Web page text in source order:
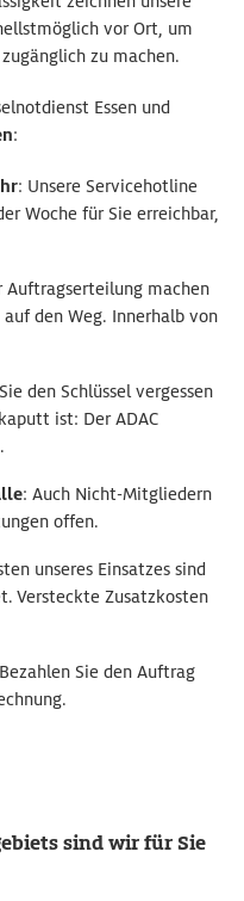
vor Ort, um
zu machen.
Essen und
:
: Unsere Servicehotline
Woche für Sie erreichbar,
Auftragserteilung machen
den Weg. Innerhalb von
den Schlüssel vergessen
ist: Der ADAC
: Auch Nicht-Mitgliedern
offen.
unseres Einsatzes sind
Versteckte Zusatzkosten
Sie den Auftrag
sind wir für Sie